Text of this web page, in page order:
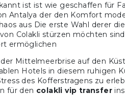
ist ist wie geschaffen für
Antalya der den Komfort
aus Die erste Wahl derer
Colakli stürzen möchten
ermöglichen
Mittelmeerbrise auf den
Hotels in diesem ruhigen
des Kofferstragens zu
für den colakli vip transfer